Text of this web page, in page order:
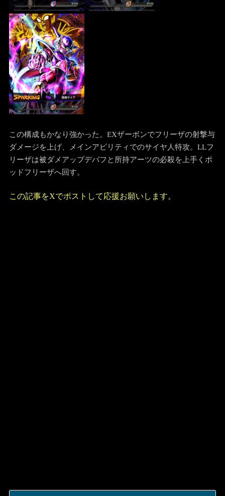
この構成もかなり強かった。EXザーボンでフリーザの射撃与
ダメージを上げ、メインアビリティでのサイヤ人特攻。LLフ
リーザは被ダメアップデバフと所持アーツの必殺を上手くポ
ッドフリーザへ回す。
この記事をXでポストして応援お願いします。